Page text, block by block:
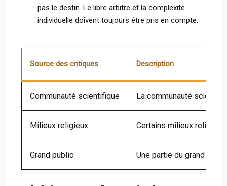
pas le destin. Le libre arbitre et la complexité
individuelle doivent toujours être pris en compte.
Source des critiques Description
Communauté scientifique La communauté
Milieux religieux Certains milieux
Grand public Une partie du grand